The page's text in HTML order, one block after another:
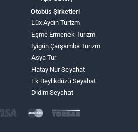
Otobüs Şirketleri
Lüx Aydın Turizm
Eşme Ermenek Turizm
İyigün Çarşamba Turizm
Asya Tur
Hatay Nur Seyahat
Fk Beylikdüzü Seyahat
Didim Seyahat